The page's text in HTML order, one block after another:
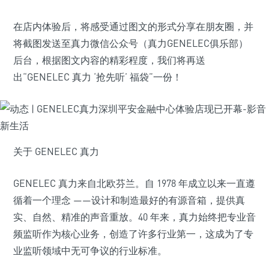
在店内体验后，将感受通过图文的形式分享在朋友圈，并
将截图发送至真力微信公众号（真力GENELEC俱乐部）
后台，根据图文内容的精彩程度，我们将再送
出“GENELEC 真力 ‘抢先听’ 福袋”一份！
关于 GENELEC 真力
GENELEC 真力来自北欧芬兰。自 1978 年成立以来一直遵
循着一个理念 ——设计和制造最好的有源音箱，提供真
实、自然、精准的声音重放。40 年来，真力始终把专业音
频监听作为核心业务，创造了许多行业第一，这成为了专
业监听领域中无可争议的行业标准。